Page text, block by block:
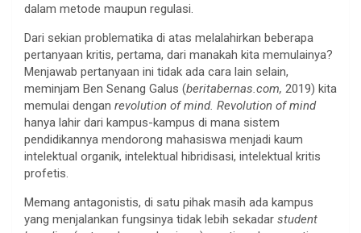
dalam metode maupun regulasi.
Dari sekian problematika di atas melalahirkan beberapa
pertanyaan kritis, pertama, dari manakah kita memulainya?
Menjawab pertanyaan ini tidak ada cara lain selain,
meminjam Ben Senang Galus (beritabernas.com, 2019) kita
memulai dengan revolution of mind. Revolution of mind
hanya lahir dari kampus-kampus di mana sistem
pendidikannya mendorong mahasiswa menjadi kaum
intelektual organik, intelektual hibridisasi, intelektual kritis
profetis.
Memang antagonistis, di satu pihak masih ada kampus
yang menjalankan fungsinya tidak lebih sekadar student